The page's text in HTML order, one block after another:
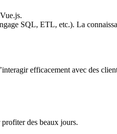
SQL, ETL, etc.). La
efficacement avec des
des beaux jours.